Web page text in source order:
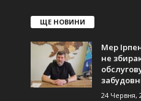
ЩЕ НОВИНИ
Мер
не
24 Червня,